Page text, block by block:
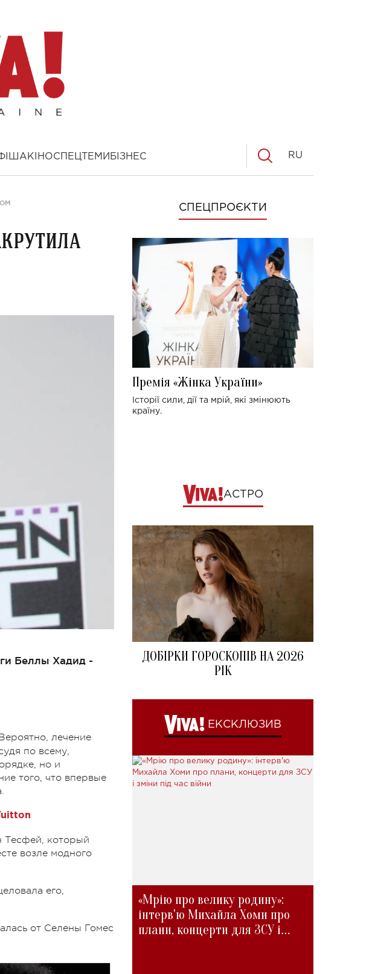
КІНОСПЕЦТЕМИ БІЗНЕС RU
Беллы Хадид -
лечение
по всему,
но и
того, что впервые
Тесфей, который
возле модного
его,
от Селены Гомес
СПЕЦПРОЄКТИ
Премія «Жінка України»
Історії сили, дії та мрій, які змінюють
країну.
АСТРО
ДОБІРКИ ГОРОСКОПІВ НА 2026
РІК
ЕКСКЛЮЗИВ
«Мрію про велику родину»:
інтерв'ю Михайла Хоми про
плани, концерти для ЗСУ і